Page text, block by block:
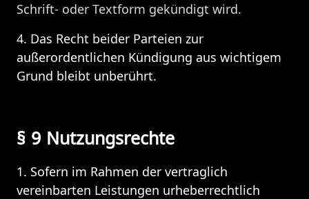
Schrift- oder Textform gekündigt wird.
4. Das Recht beider Parteien zur
außerordentlichen Kündigung aus wichtigem
Grund bleibt unberührt.
§ 9 Nutzungsrechte
1. Sofern im Rahmen der vertraglich
vereinbarten Leistungen urheberrechtlich